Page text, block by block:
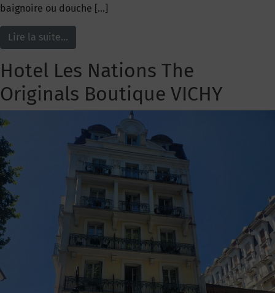
baignoire ou douche […]
Lire la suite…
Hotel Les Nations The
Originals Boutique VICHY